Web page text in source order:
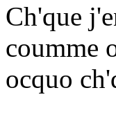
Ch'que
coumme
ocquo